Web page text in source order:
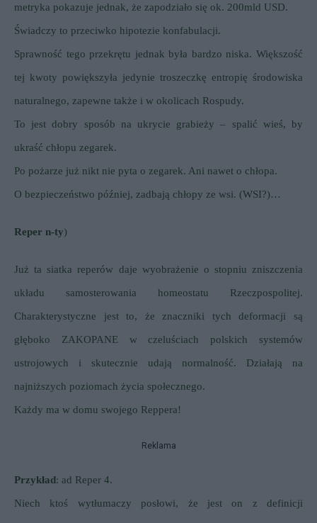
metryka pokazuje jednak, że zapodziało się ok. 200mld USD.
Świadczy to przeciwko hipotezie konfabulacji.
Sprawność tego przekrętu jednak była bardzo niska. Większość
tej kwoty powiększyła jedynie troszeczkę entropię środowiska
naturalnego, zapewne także i w okolicach Rospudy.
To jest dobry sposób na ukrycie grabieży – spalić wieś, by
ukraść chłopu zegarek.
Po pożarze już nikt nie pyta o zegarek. Ani nawet o chłopa.
O bezpieczeństwo później, zadbają chłopy ze wsi. (WSI?)…
Reper n-ty)
Już ta siatka reperów daje wyobrażenie o stopniu zniszczenia
układu samosterowania homeostatu Rzeczpospolitej.
Charakterystyczne jest to, że znaczniki tych deformacji są
głęboko ZAKOPANE w czeluściach polskich systemów
ustrojowych i skutecznie udają normalność. Działają na
najniższych poziomach życia społecznego.
Każdy ma w domu swojego Reppera!
Reklama
Przykład: ad Reper 4.
Niech ktoś wytłumaczy posłowi, że jest on z definicji